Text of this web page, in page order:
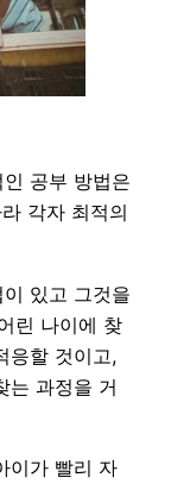
공부 방법은
각자 최적의
있고 그것을
린 나이에 찾
응할 것이고,
는 과정을 거
이가 빨리 자